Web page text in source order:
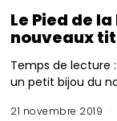
Le Pied de
nouveaux
Temps de lecture :
un petit bijou du
21 novembre 2019